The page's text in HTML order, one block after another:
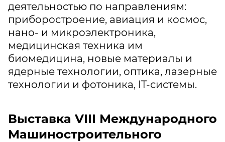
деятельностью по направлениям:
приборостроение, авиация и космос,
нано- и микроэлектроника,
медицинская техника им
биомедицина, новые материалы и
ядерные технологии, оптика, лазерные
технологии и фотоника, IT-системы.
Выставка VIII Международного
Машиностроительного